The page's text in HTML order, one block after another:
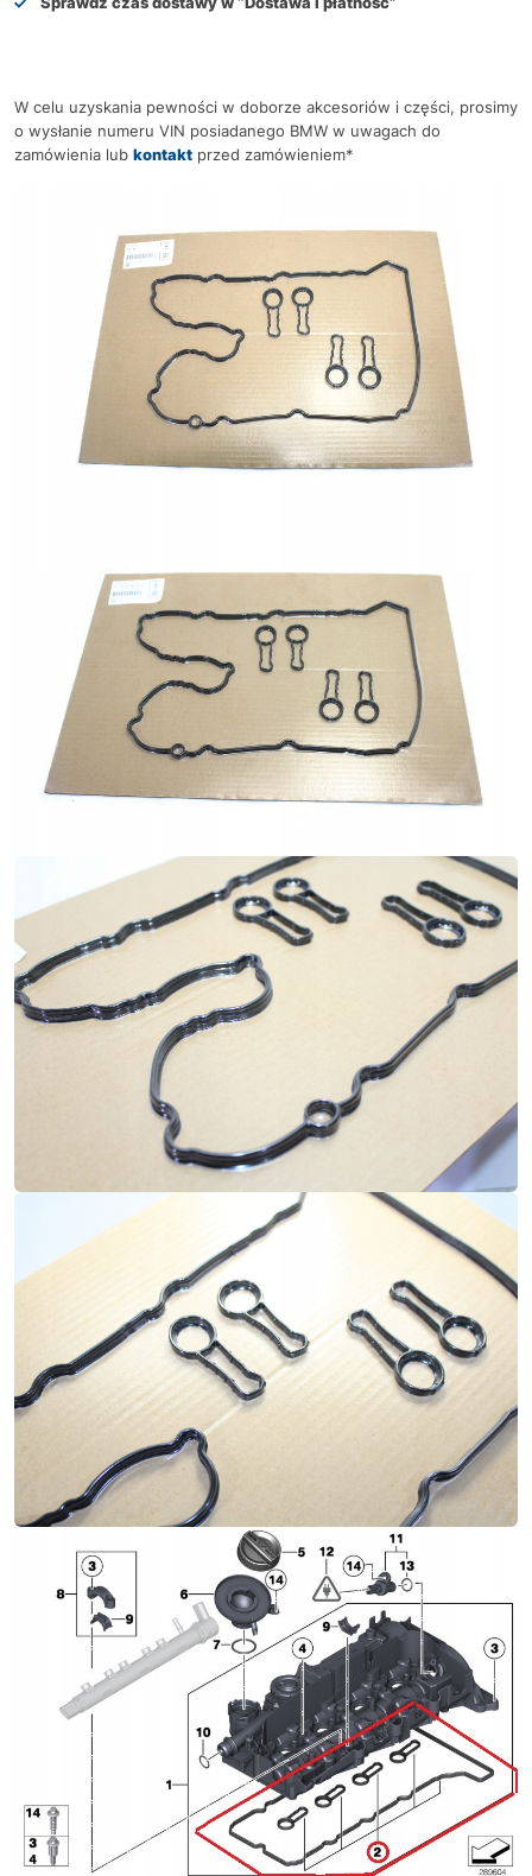
W celu uzyskania pewności w doborze akcesoriów i części, prosimy
o wysłanie numeru VIN posiadanego BMW w uwagach do
zamówienia lub kontakt przed zamówieniem*